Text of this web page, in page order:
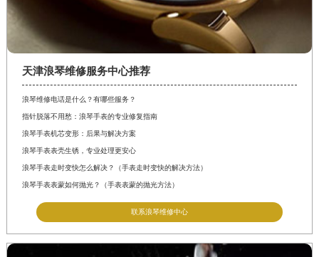
天津浪琴维修服务中心推荐
浪琴维修电话是什么？有哪些服务？
指针脱落不用愁：浪琴手表的专业修复指南
浪琴手表机芯变形：后果与解决方案
浪琴手表表壳生锈，专业处理更安心
浪琴手表走时变快怎么解决？（手表走时变快的解决方法）
浪琴手表表蒙如何抛光？（手表表蒙的抛光方法）
联系浪琴维修中心